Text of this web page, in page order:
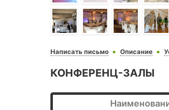
Написать письмо Описание
КОНФЕРЕНЦ-ЗАЛЫ